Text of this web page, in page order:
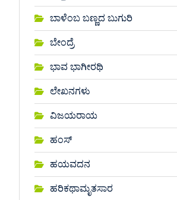
ಬಾಳೆಂಬ ಬಣ್ಣದ ಬುಗುರಿ
ಬೇಂದ್ರೆ
ಭಾವ ಭಾಗೀರಥಿ
ಲೇಖನಗಳು
ವಿಜಯರಾಯ
ಹಂಸ್
ಹಯವದನ
ಹರಿಕಥಾಮೃತಸಾರ